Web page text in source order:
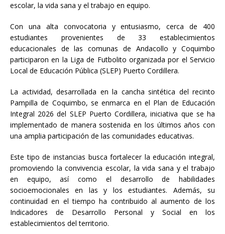
escolar, la vida sana y el trabajo en equipo.
Con una alta convocatoria y entusiasmo, cerca de 400
estudiantes provenientes de 33 establecimientos
educacionales de las comunas de Andacollo y Coquimbo
participaron en la Liga de Futbolito organizada por el Servicio
Local de Educación Pública (SLEP) Puerto Cordillera.
La actividad, desarrollada en la cancha sintética del recinto
Pampilla de Coquimbo, se enmarca en el Plan de Educación
Integral 2026 del SLEP Puerto Cordillera, iniciativa que se ha
implementado de manera sostenida en los últimos años con
una amplia participación de las comunidades educativas.
Este tipo de instancias busca fortalecer la educación integral,
promoviendo la convivencia escolar, la vida sana y el trabajo
en equipo, así como el desarrollo de habilidades
socioemocionales en las y los estudiantes. Además, su
continuidad en el tiempo ha contribuido al aumento de los
Indicadores de Desarrollo Personal y Social en los
establecimientos del territorio.